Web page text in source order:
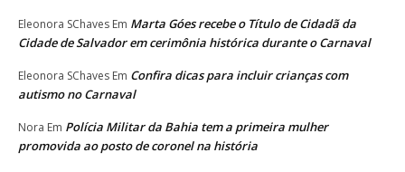
Eleonora SChaves Em Marta Góes recebe o Título de Cidadã da
Cidade de Salvador em cerimônia histórica durante o Carnaval
Eleonora SChaves Em Confira dicas para incluir crianças com
autismo no Carnaval
Nora Em Polícia Militar da Bahia tem a primeira mulher
promovida ao posto de coronel na história